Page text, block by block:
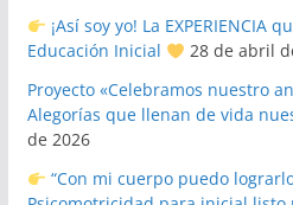
¡Así soy yo! La
Educación Inicial
28 de abril
Proyecto «Celebramos nuestro
Alegorías que llenan de vida
de 2026
“Con mi cuerpo puedo